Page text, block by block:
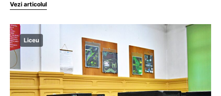
Vezi articolul
Liceu